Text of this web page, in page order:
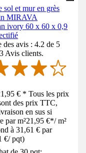
sol et mur en grès
MIRAVA
ivory 60 x 60 x 0,9
des avis : 4.2 de 5
Avis clients.
€ * Tous les prix
des prix TTC,
en sus si
par m²21,95 €*/ m²
à 31,61 € par
€/ pqt)